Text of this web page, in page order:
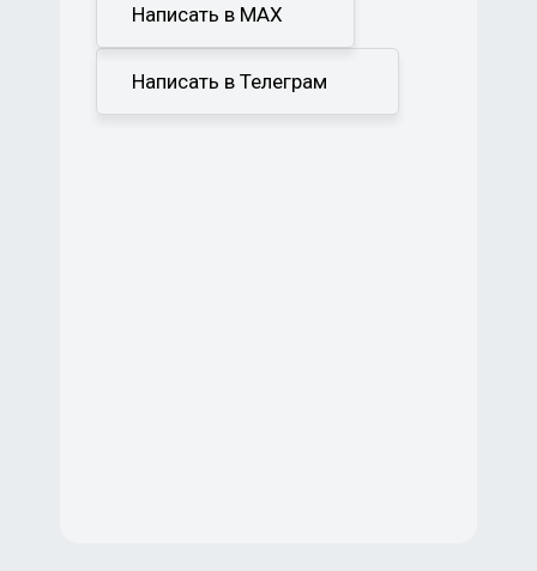
Написать в MAX
Написать в Телеграм